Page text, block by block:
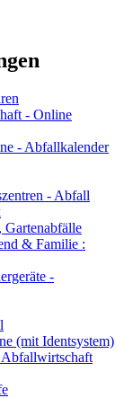
- Online
- Abfallkalender
- Abfall
Gartenabfälle
& Familie :
-
(mit Identsystem)
Abfallwirtschaft